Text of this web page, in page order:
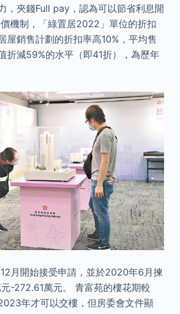
，夾錢Full pay，認為可以節省利息開
機制，「綠置居2022」單位的折扣
屋銷售計劃的折扣率高10%，平均售
折減59%的水平（即41折），為歷年
月開始接受申請，並於2020年6月揀
-272.61萬元。 青富苑的樓花期較
年才可以交樓，但房委會文件顯